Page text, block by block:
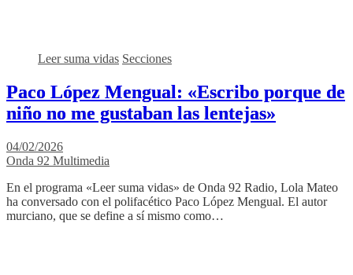
Leer suma vidas Secciones
Paco López Mengual: «Escribo porque de
niño no me gustaban las lentejas»
04/02/2026
Onda 92 Multimedia
En el programa «Leer suma vidas» de Onda 92 Radio, Lola Mateo
ha conversado con el polifacético Paco López Mengual. El autor
murciano, que se define a sí mismo como…